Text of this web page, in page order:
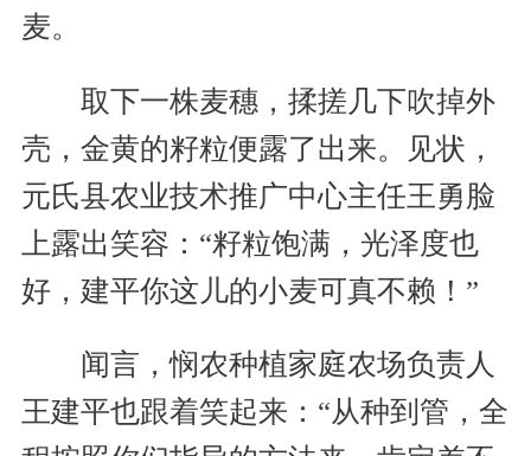
麦。
取下一株麦穗，揉搓几下吹掉外
壳，金黄的籽粒便露了出来。见状，
元氏县农业技术推广中心主任王勇脸
上露出笑容：“籽粒饱满，光泽度也
好，建平你这儿的小麦可真不赖！”
闻言，悯农种植家庭农场负责人
王建平也跟着笑起来：“从种到管，全